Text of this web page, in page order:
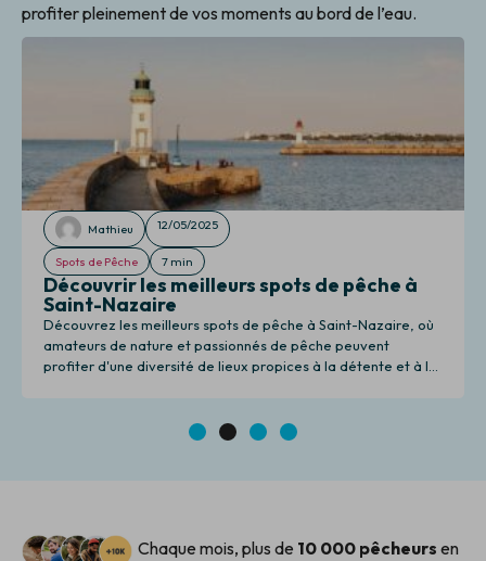
profiter pleinement de vos moments au bord de l’eau.
Mathieu 12/05/2025
Spots de Pêche 7 min
Découvrir les meilleurs spots de pêche à
Saint-Nazaire
Découvrez les meilleurs spots de pêche à Saint-Nazaire, où
amateurs de nature et passionnés de pêche peuvent
profiter d'une diversité de lieux propices à la détente et à la
3 4
Chaque mois, plus de 10 000 pêcheurs en